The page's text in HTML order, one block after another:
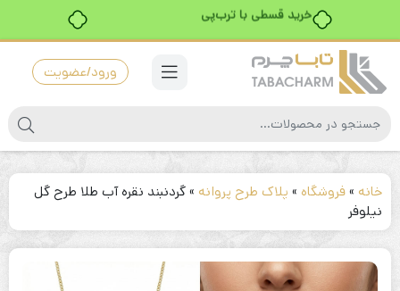
خرید قسطی با ترب‌پی
ورود/عضویت
خانه »فروشگاه » پلاک طرح پروانه »گردنبند نقره آب طلا طرح گل
نیلوفر